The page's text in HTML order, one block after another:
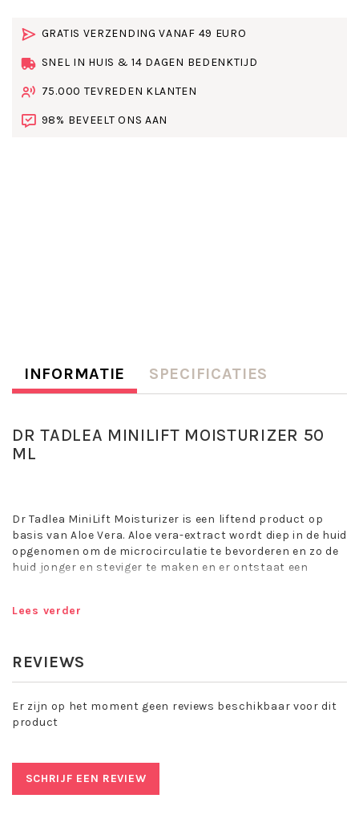
GRATIS VERZENDING VANAF 49 EURO
SNEL IN HUIS & 14 DAGEN BEDENKTIJD
75.000 TEVREDEN KLANTEN
98% BEVEELT ONS AAN
INFORMATIE SPECIFICATIES
DR TADLEA MINILIFT MOISTURIZER 50
ML
Dr Tadlea MiniLift Moisturizer is een liftend product op
basis van Aloe Vera. Aloe vera-extract wordt diep in de huid
opgenomen om de microcirculatie te bevorderen en zo de
huid jonger en steviger te maken en er ontstaat een
producten vindt in zowel de opperhuid als in de dieper
ontstaat er een betere huiddoorbloeding. De huid is in
optimale conditie om werkstoffen op te nemen die
een gezonder, jeugdiger en strakker aanzien.
De Mini Lift producten geven een geweldige verbetering
In kuurverband geeft het een liftende en verjongende
werking.
Lees verder
REVIEWS
Er zijn op het moment geen reviews beschikbaar voor dit
product
SCHRIJF EEN REVIEW